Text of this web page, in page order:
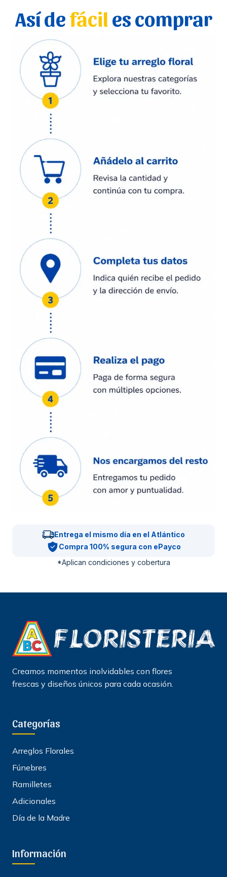
Así defácil es comprar
Entrega el mismo día en el Atlántico
Compra 100% segura con ePayco
*Aplican condiciones y cobertura
Creamos momentos inolvidables con flores
frescas y diseños únicos para cada ocasión.
Categorías
Arreglos Florales
Fúnebres
Ramilletes
Adicionales
Día de la Madre
Información